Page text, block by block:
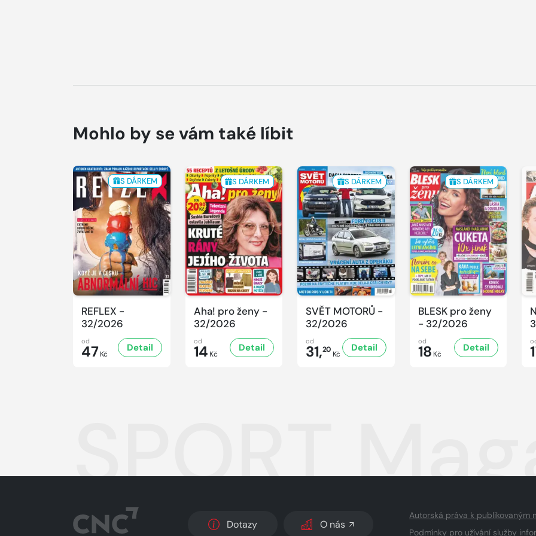
Mohlo by se vám také líbit
S DÁRKEM
REFLEX -
32/2026
od
47 Kč
Detail
S DÁRKEM
Aha! pro ženy -
32/2026
od
14 Kč
Detail
S DÁRKEM
SVĚT MOTORŮ -
32/2026
od
31,20 Kč
Detail
S DÁRKEM
BLESK pro ženy
- 32/2026
od
18 Kč
Detail
SPORT
Dotazy O nás
Autorská práva k publikovaným
Podmínky pro užívání služby